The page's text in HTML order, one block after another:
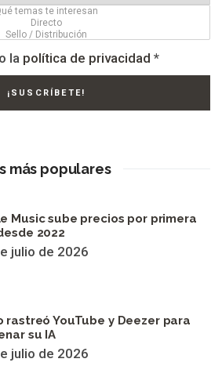
la política de privacidad *
más populares
Music sube precios por primera
2022
julio de 2026
rastreó YouTube y Deezer para
su IA
julio de 2026